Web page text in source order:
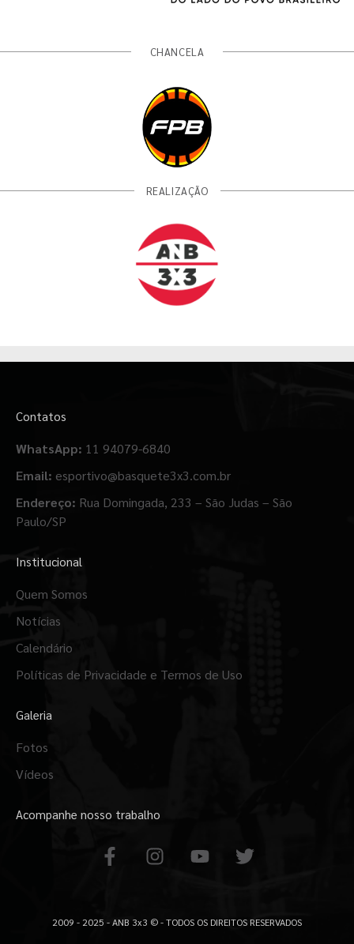
CHANCELA
REALIZAÇÃO
Contatos
WhatsApp: 11 94079-6840
Email: esportivo@basquete3x3.com.br
Endereço: Rua Domingada, 233 – São Judas – São
Paulo/SP
Institucional
Quem Somos
Notícias
Calendário
Políticas de Privacidade e Termos de Uso
Galeria
Fotos
Vídeos
Acompanhe nosso trabalho
F
a
b
I
n
a
Y
o
u
T
w
t
2009 - 2025 - ANB 3x3 © - TODOS OS DIREITOS RESERVADOS